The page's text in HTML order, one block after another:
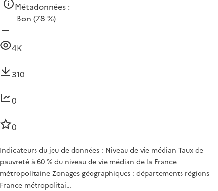
Métadonnées :
Bon (78 %)
4K
310
0
0
Indicateurs du jeu de données : Niveau de vie médian Taux de
pauvreté à 60 % du niveau de vie médian de la France
métropolitaine Zonages géographiques : départements régions
France métropolitai…